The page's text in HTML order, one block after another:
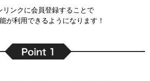
リンクに会員登録することで
が利用できるようになります！